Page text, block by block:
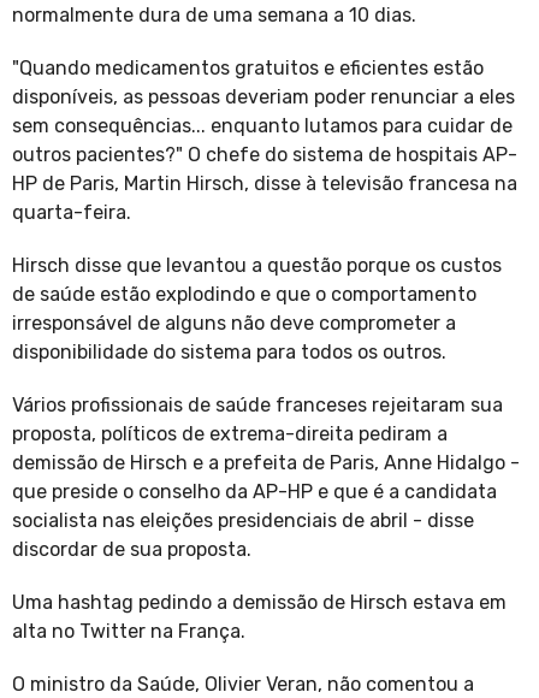
normalmente dura de uma semana a 10 dias.
"Quando medicamentos gratuitos e eficientes estão
disponíveis, as pessoas deveriam poder renunciar a eles
sem consequências... enquanto lutamos para cuidar de
outros pacientes?" O chefe do sistema de hospitais AP-
HP de Paris, Martin Hirsch, disse à televisão francesa na
quarta-feira.
Hirsch disse que levantou a questão porque os custos
de saúde estão explodindo e que o comportamento
irresponsável de alguns não deve comprometer a
disponibilidade do sistema para todos os outros.
Vários profissionais de saúde franceses rejeitaram sua
proposta, políticos de extrema-direita pediram a
demissão de Hirsch e a prefeita de Paris, Anne Hidalgo -
que preside o conselho da AP-HP e que é a candidata
socialista nas eleições presidenciais de abril - disse
discordar de sua proposta.
Uma hashtag pedindo a demissão de Hirsch estava em
alta no Twitter na França.
O ministro da Saúde, Olivier Veran, não comentou a